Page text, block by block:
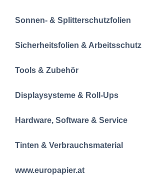
Sonnen- & Splitterschutzfolien
Sicherheitsfolien & Arbeitsschutz
Tools & Zubehör
Displaysysteme & Roll-Ups
Hardware, Software & Service
Tinten & Verbrauchsmaterial
www.europapier.at